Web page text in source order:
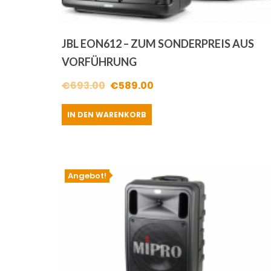
JBL EON612 – ZUM SONDERPREIS AUS
VORFÜHRUNG
€693.00 Ursprünglicher
Preis
war:
€589.00
IN DEN WARENKORB
Angebot!